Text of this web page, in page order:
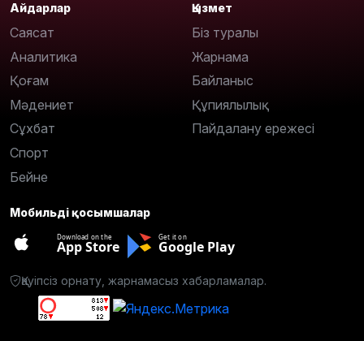
Айдарлар
Саясат
Аналитика
Қоғам
Мәдениет
Сұхбат
Спорт
Бейне
Қызмет
Біз туралы
Жарнама
Байланыс
Құпиялылық
Пайдалану ережесі
Мобильді қосымшалар
Download on the
App Store
Get it on
Google Play
Қауіпсіз орнату, жарнамасыз хабарламалар.